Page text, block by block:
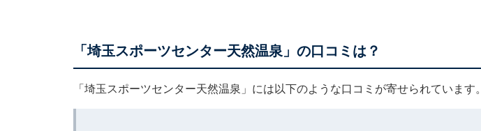
「埼玉スポーツセンター天然温泉」の口コミは？
「埼玉スポーツセンター天然温泉」には以下のような口コミが寄せられています。